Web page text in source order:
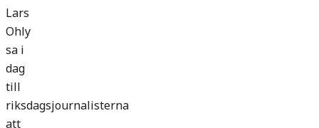
Lars
Ohly
sa i
dag
till
riksdagsjournalisterna